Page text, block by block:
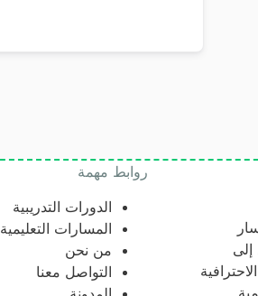
روابط مهمة
الدورات التدريبية
المسارات التعليمية
من نحن
التواصل معنا